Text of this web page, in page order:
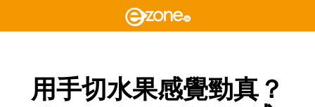
用手切水果感覺勁真？